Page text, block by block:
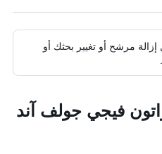
مرشح أو تغيير بحثك أو
فيجي جولف آند